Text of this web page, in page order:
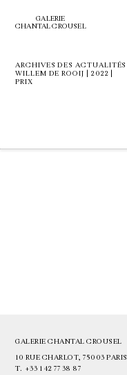
GALERIE
CHANTAL CROUSEL
ARCHIVES DES ACTUALITÉS
WILLEM DE ROOIJ | 2022 |
PRIX
GALERIE CHANTAL CROUSEL
10 RUE CHARLOT, 75003 PARIS
T. +33 1 42 77 38 87